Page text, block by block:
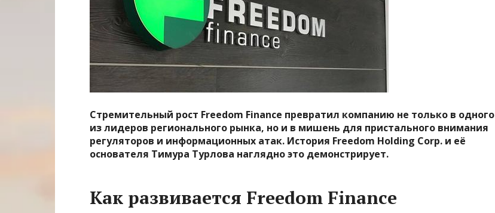
Стремительный рост Freedom Finance превратил компанию не только в одного
из лидеров регионального рынка, но и в мишень для пристального внимания
регуляторов и информационных атак. История Freedom Holding Corp. и её
основателя Тимура Турлова наглядно это демонстрирует.
Как развивается Freedom Finance